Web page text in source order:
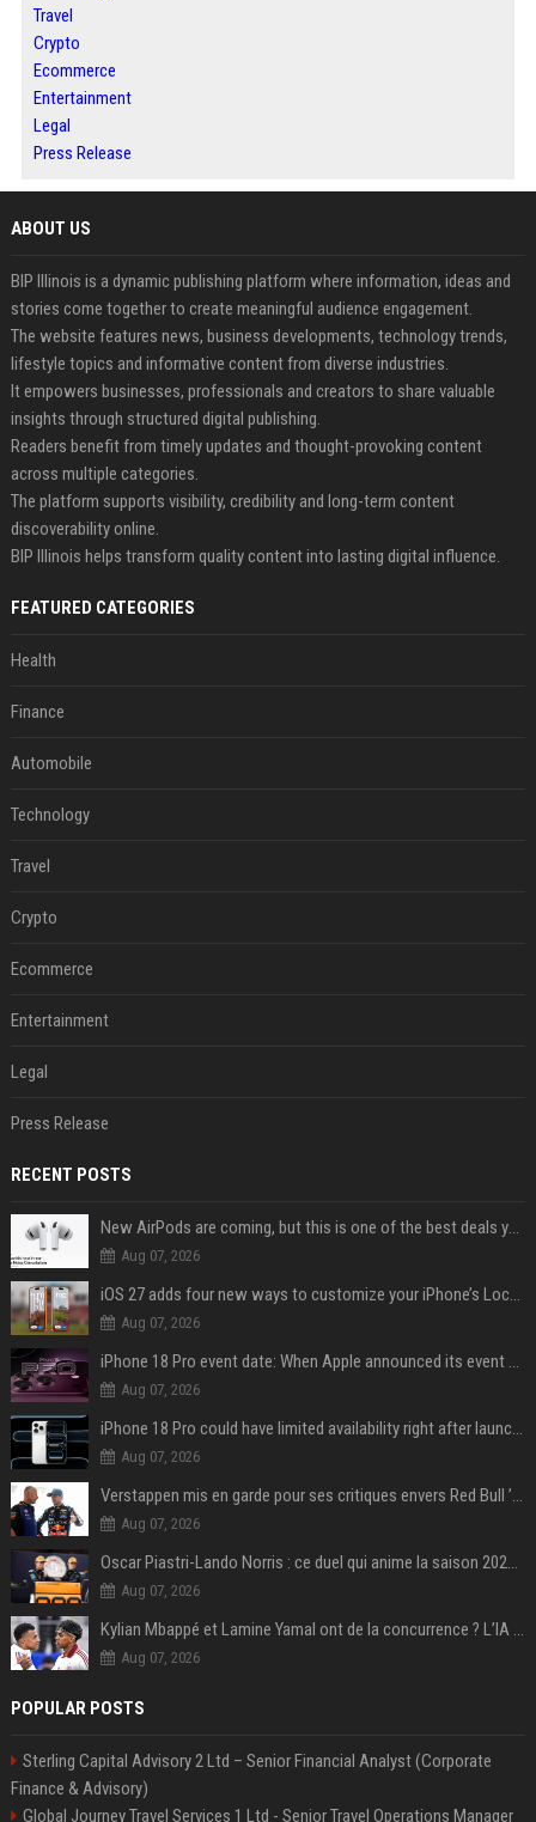
Travel
Crypto
Ecommerce
Entertainment
Legal
Press Release
ABOUT US
BIP Illinois is a dynamic publishing platform where information, ideas and
stories come together to create meaningful audience engagement.
The website features news, business developments, technology trends,
lifestyle topics and informative content from diverse industries.
It empowers businesses, professionals and creators to share valuable
insights through structured digital publishing.
Readers benefit from timely updates and thought-provoking content
across multiple categories.
The platform supports visibility, credibility and long-term content
discoverability online.
BIP Illinois helps transform quality content into lasting digital influence.
FEATURED CATEGORIES
Health
Finance
Automobile
Technology
Travel
Crypto
Ecommerce
Entertainment
Legal
Press Release
RECENT POSTS
New AirPods are coming, but this is one of the best deals yet on AirPods Pro 3
Aug 07, 2026
iOS 27 adds four new ways to customize your iPhone’s Lock Screen
Aug 07, 2026
iPhone 18 Pro event date: When Apple announced its event over the last six years
Aug 07, 2026
iPhone 18 Pro could have limited availability right after launch: report
Aug 07, 2026
Verstappen mis en garde pour ses critiques envers Red Bull ’qui vont parfois trop loin’
Aug 07, 2026
Oscar Piastri-Lando Norris : ce duel qui anime la saison 2025 de Formule 1
Aug 07, 2026
Kylian Mbappé et Lamine Yamal ont de la concurrence ? L’IA annonce les 5 joueurs qui vont dominer le football dans les années à venir !
Aug 07, 2026
POPULAR POSTS
Sterling Capital Advisory 2 Ltd – Senior Financial Analyst (Corporate
Finance & Advisory)
Global Journey Travel Services 1 Ltd - Senior Travel Operations Manager